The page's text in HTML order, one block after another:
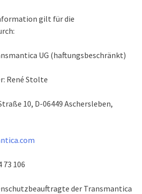
gilt für die
UG (haftungsbeschränkt)
René Stolte
10, D-06449 Aschersleben,
73 106
der Transmantica